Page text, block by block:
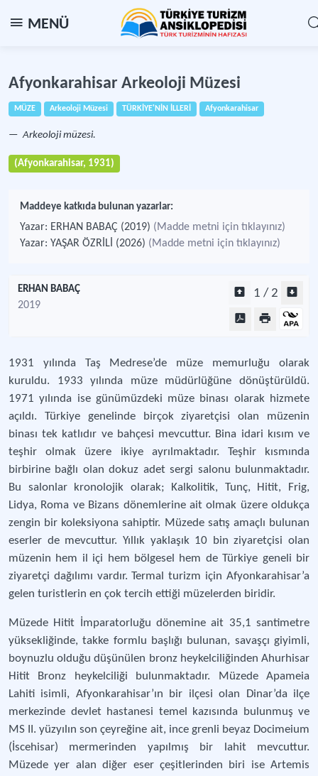
MENÜ
Afyonkarahisar Arkeoloji Müzesi
MÜZE Arkeoloji Müzesi TÜRKİYE'NİN İLLERİ Afyonkarahisar
Arkeoloji müzesi.
(Afyonkarahisar, 1931)
Maddeye katkıda bulunan yazarlar:
Yazar: ERHAN BABAÇ (2019) (Madde metni için tıklayınız)
Yazar: YAŞAR ÖZRİLİ (2026) (Madde metni için tıklayınız)
ERHAN BABAÇ
2019
1 / 2
1931 yılında Taş Medrese’de müze memurluğu olarak
kuruldu. 1933 yılında müze müdürlüğüne dönüştürüldü.
1971 yılında ise günümüzdeki müze binası olarak hizmete
açıldı. Türkiye genelinde birçok ziyaretçisi olan müzenin
binası tek katlıdır ve bahçesi mevcuttur. Bina idari kısım ve
teşhir olmak üzere ikiye ayrılmaktadır. Teşhir kısmında
birbirine bağlı olan dokuz adet sergi salonu bulunmaktadır.
Bu salonlar kronolojik olarak; Kalkolitik, Tunç, Hitit, Frig,
Lidya, Roma ve Bizans dönemlerine ait olmak üzere oldukça
zengin bir koleksiyona sahiptir. Müzede satış amaçlı bulunan
eserler de mevcuttur. Yıllık yaklaşık 10 bin ziyaretçisi olan
müzenin hem il içi hem bölgesel hem de Türkiye geneli bir
ziyaretçi dağılımı vardır. Termal turizm için Afyonkarahisar’a
gelen turistlerin en çok tercih ettiği müzelerden biridir.
Müzede Hitit İmparatorluğu dönemine ait 35,1 santimetre
yüksekliğinde, takke formlu başlığı bulunan, savaşçı giyimli,
boynuzlu olduğu düşünülen bronz heykelciliğinden Ahurhisar
Hitit Bronz heykelciliği bulunmaktadır. Müzede Apameia
Lahiti isimli, Afyonkarahisar’ın bir ilçesi olan Dinar’da ilçe
merkezinde devlet hastanesi temel kazısında bulunmuş ve
MS II. yüzyılın son çeyreğine ait, ince grenli beyaz Docimeium
(İscehisar) mermerinden yapılmış bir lahit mevcuttur.
Müzede yer alan diğer eser çeşitlerinden biri ise Artemis